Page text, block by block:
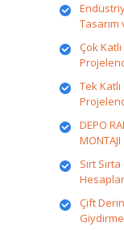
Çok
Tek
DEPO
MONTAJI
Sırt
Çift